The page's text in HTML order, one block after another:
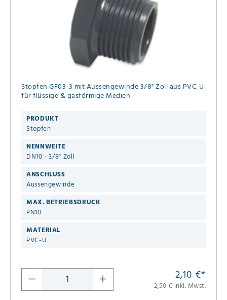
Stopfen GF03-3 mit Aussengewinde 3/8" Zoll aus PVC-U
für flüssige & gasförmige Medien
PRODUKT
Stopfen
NENNWEITE
DN10 - 3/8" Zoll
ANSCHLUSS
Aussengewinde
MAX. BETRIEBSDRUCK
PN10
MATERIAL
PVC-U
2,10 €*
2,50 € inkl. Mwst.